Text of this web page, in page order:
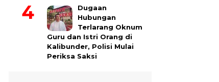
Dugaan
Hubungan
Terlarang Oknum
Guru dan Istri Orang di
Kalibunder, Polisi Mulai
Periksa Saksi